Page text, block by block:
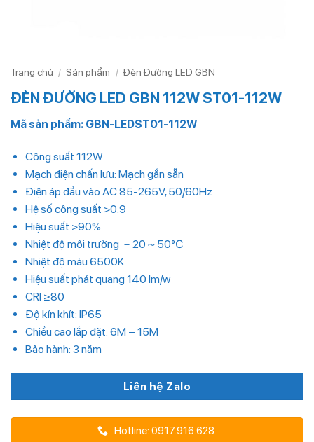
Trang chủ / Sản phẩm / Đèn Đường LED GBN
ĐÈN ĐƯỜNG LED GBN 112W ST01-112W
Mã sản phẩm: GBN-LEDST01-112W
Công suất 112W
Mạch điện chấn lưu: Mạch gắn sẵn
Điện áp đầu vào AC 85-265V, 50/60Hz
Hệ số công suất >0.9
Hiệu suất >90%
Nhiệt độ môi trường －20～50℃
Nhiệt độ màu 6500K
Hiệu suất phát quang 140 lm/w
CRI ≥80
Độ kín khít: IP65
Chiều cao lắp đặt: 6M – 15M
Bảo hành: 3 năm
Liên hệ Zalo
Hotline: 0917.916.628